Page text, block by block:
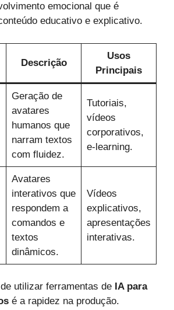
emocional que é
educativo e explicativo.
Descrição
Usos
Principais
Geração de
avatares
humanos que
narram textos
com fluidez.
Tutoriais,
vídeos
corporativos,
e-learning.
Avatares
interativos que
respondem a
comandos e
textos
dinâmicos.
Vídeos
explicativos,
apresentações
interativas.
utilizar ferramentas de IA para
é a rapidez na produção.